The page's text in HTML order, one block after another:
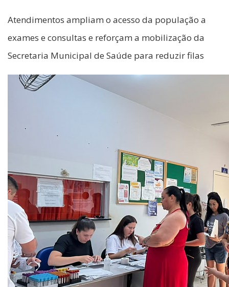
Atendimentos ampliam o acesso da população a
exames e consultas e reforçam a mobilização da
Secretaria Municipal de Saúde para reduzir filas